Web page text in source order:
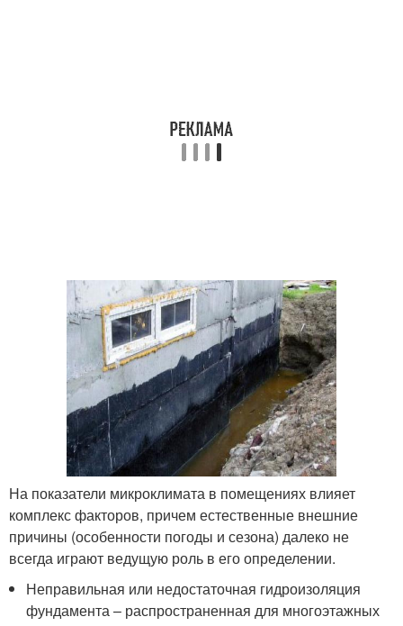
На показатели микроклимата в помещениях влияет
комплекс факторов, причем естественные внешние
причины (особенности погоды и сезона) далеко не
всегда играют ведущую роль в его определении.
Неправильная или недостаточная гидроизоляция
фундамента – распространенная для многоэтажных